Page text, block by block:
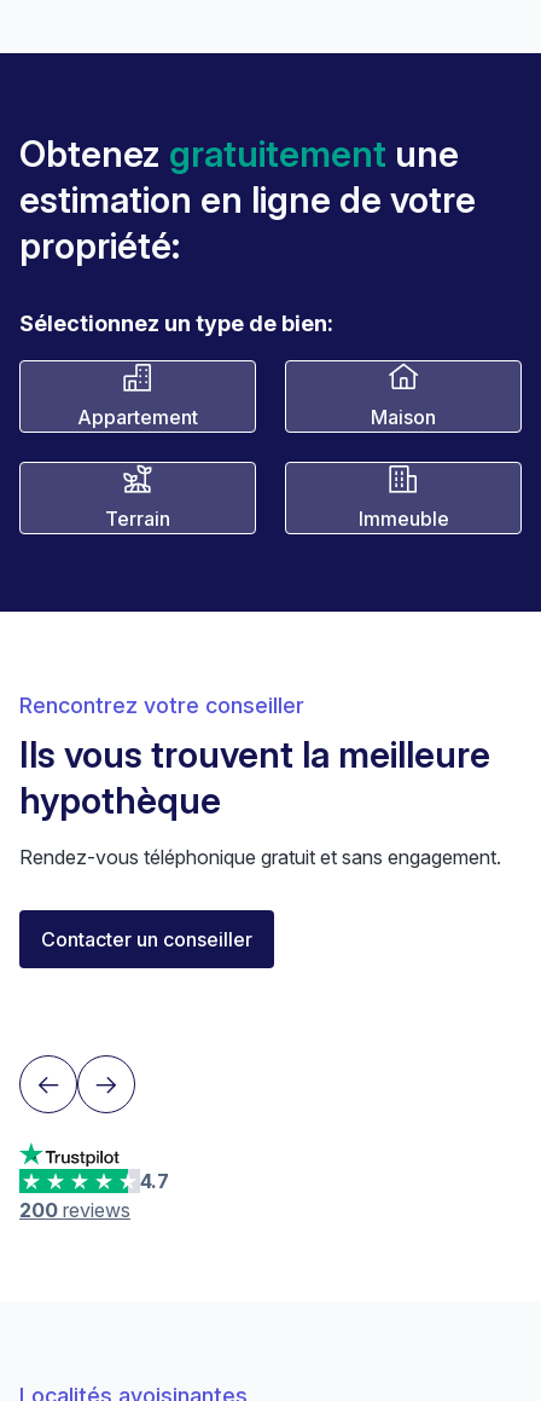
Obtenez gratuitement une
estimation en ligne de votre
propriété:
Sélectionnez un type de bien:
Appartement Maison
Terrain Immeuble
Rencontrez votre conseiller
Ils vous trouvent la meilleure
hypothèque
Rendez-vous téléphonique gratuit et sans engagement.
Contacter un conseiller
Florent Buser
Area Sales Director Romandie
4.7
200 reviews
Localités avoisinantes